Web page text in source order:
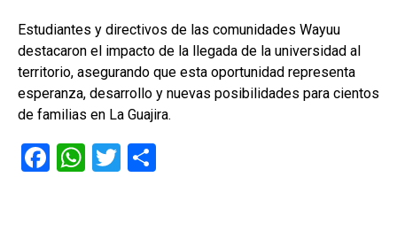
Estudiantes y directivos de las comunidades Wayuu
destacaron el impacto de la llegada de la universidad al
territorio, asegurando que esta oportunidad representa
esperanza, desarrollo y nuevas posibilidades para cientos
de familias en La Guajira.
F
W T